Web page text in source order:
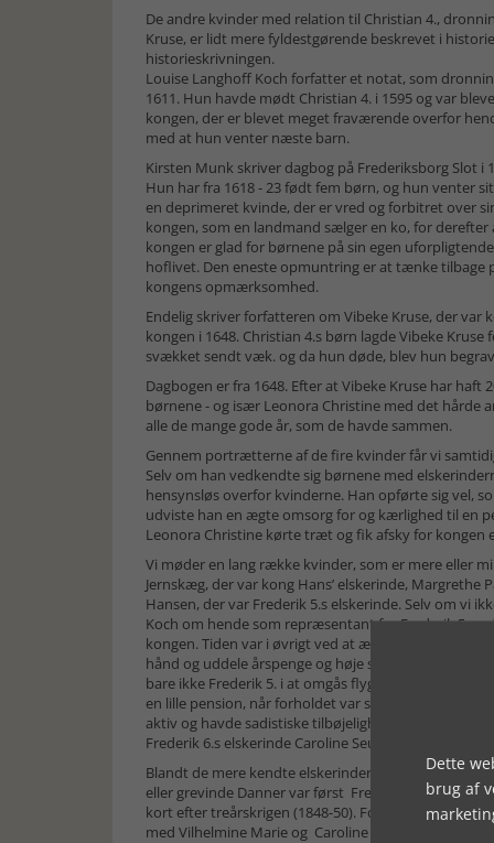
De andre kvinder med relation til Christian 4.,
Kruse, er lidt mere fyldestgørende beskrevet i
historieskrivningen.
Louise Langhoff Koch forfatter et notat, som
1611. Hun havde mødt Christian 4. i 1595 og var
kongen, der er blevet meget fraværende overfor
med at hun venter næste barn.
Kirsten Munk skriver dagbog på Frederiksborg Slot i
Hun har fra 1618 - 23 født fem børn, og hun venter
en deprimeret kvinde, der er vred og forbitret over
kongen, som en landmand sælger en ko, for
kongen er glad for børnene på sin egen
hoflivet. Den eneste opmuntring er at tænke tilbage
kongens opmærksomhed.
Endelig skriver forfatteren om Vibeke Kruse, der var
kongen i 1648. Christian 4.s børn lagde Vibeke
svækket sendt væk. og da hun døde, blev hun
Dagbogen er fra 1648. Efter at Vibeke Kruse har
børnene - og især Leonora Christine med det hårde
alle de mange gode år, som de havde sammen.
Gennem portrætterne af de fire kvinder får vi
Selv om han vedkendte sig børnene med
hensynsløs overfor kvinderne. Han opførte sig vel,
udviste han en ægte omsorg for og kærlighed til en
Leonora Christine kørte træt og fik afsky for kongen
Vi møder en lang række kvinder, som er mere eller
Jernskæg, der var kong Hans’ elskerinde, Margrethe
Hansen, der var Frederik 5.s elskerinde. Selv om vi
Koch om hende som repræsentant for Frederik 5.s
kongen. Tiden var i øvrigt ved at ændre synet på
hånd og uddele årspenge og høje stillinger til
bare ikke Frederik 5. i at omgås flygtige og
en lille pension, når forholdet var slut. Nogen
aktiv og havde sadistiske tilbøjeligheder, som han
Frederik 6.s elskerinde Caroline Seufert nok heller
Blandt de mere kendte elskerinder er Dyveke
eller grevinde Danner var først Frederik 7.s
kort efter treårskrigen (1848-50). Forfatteren
med Vilhelmine Marie og Caroline Charlotte Mariane.
Dette
brug af